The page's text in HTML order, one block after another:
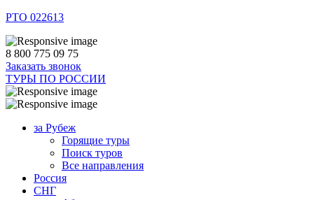
РТО 022613
8 800 775 09 75
Заказать звонок
ТУРЫ ПО РОССИИ
за Рубеж
Горящие туры
Поиск туров
Все направления
Россия
СНГ